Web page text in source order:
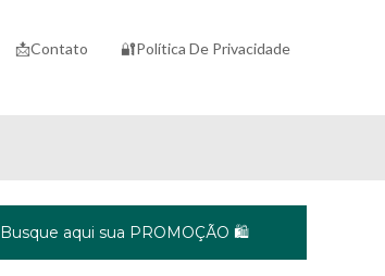
📩Contato 🔐Política De Privacidade
Busque aqui sua PROMOÇÃO 🛍️